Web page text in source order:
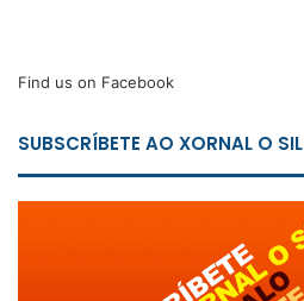
Find us on Facebook
SUBSCRÍBETE AO XORNAL O SIL